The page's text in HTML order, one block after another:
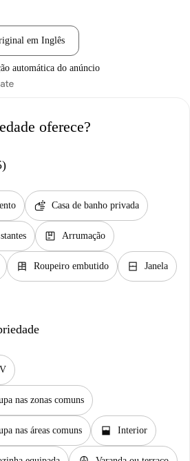
em Inglês
automática do anúncio
oferece?
soap Casa de banho privada
package Arrumação
dresser Roupeiro embutido window_closed Janela
nas zonas comuns
nas áreas comuns window_open Interior